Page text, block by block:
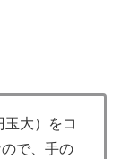
大）をコ
で、手の